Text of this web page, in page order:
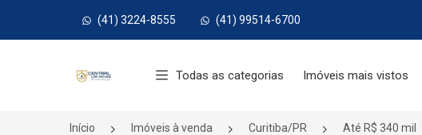
(41) 3224-8555 (41) 99514-6700
Todas as categorias Imóveis mais vistos
Início Imóveis à venda Curitiba/PR Até R$ 340 mil